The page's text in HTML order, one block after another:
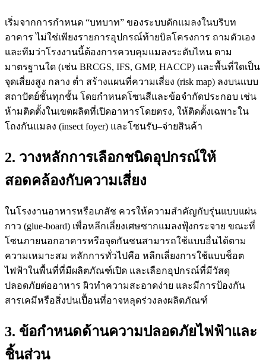
เริ่มจากการกำหนด “บทบาท” ของระบบดักแมลงในบริบท
อาคาร ไม่ใช่เพียงรายการอุปกรณ์ท้ายบิลโครงการ ถามตัวเอง
และทีมว่าโรงงานนี้ต้องการควบคุมแมลงระดับไหน ตาม
มาตรฐานใด (เช่น BRCGS, IFS, GMP, HACCP) และพื้นที่ใดเป็น
จุดเสี่ยงสูง กลาง ต่ำ สร้างแผนที่ความเสี่ยง (risk map) ลงบนแบบ
สถาปัตย์ชั้นทุกชั้น โดยกำหนดโซนสีและข้อจำกัดประกอบ เช่น
ห้ามติดตั้งในเขตผลิตที่เปิดอาหารโดยตรง, ให้ติดตั้งเฉพาะใน
โถงกันแมลง (insect foyer) และโซนรับ–จ่ายสินค้า
2. วางหลักการเลือกชนิดอุปกรณ์ให้
สอดคล้องกับความเสี่ยง
ในโรงงานอาหารหรือเภสัช ควรให้ความสำคัญกับรุ่นแบบแผ่น
กาว (glue-board) เพื่อหลีกเลี่ยงเศษซากแมลงฟุ้งกระจาย ขณะที่
โซนภายนอกอาคารหรือจุดกันชนสามารถใช้แบบอื่นได้ตาม
ความเหมาะสม หลักการทั่วไปคือ หลีกเลี่ยงการใช้แบบช็อต
ไฟฟ้าในพื้นที่ที่มีผลิตภัณฑ์เปิด และเลือกอุปกรณ์ที่มีวัสดุ
ปลอดภัยต่ออาหาร ผิวทำความสะอาดง่าย และมีการป้องกัน
สารเคมีหรือสิ่งปนเปื้อนที่อาจหลุดร่วงลงผลิตภัณฑ์
3. ข้อกำหนดด้านความปลอดภัยไฟฟ้าและ
ชิ้นส่วน